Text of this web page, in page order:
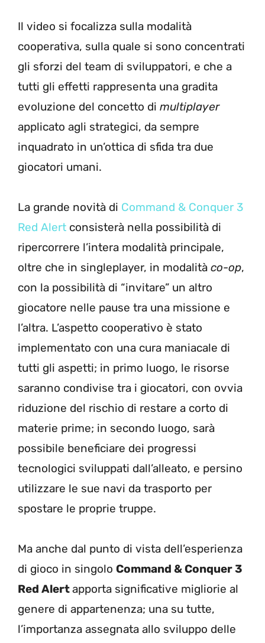
Il video si focalizza sulla modalità
cooperativa, sulla quale si sono concentrati
gli sforzi del team di sviluppatori, e che a
tutti gli effetti rappresenta una gradita
evoluzione del concetto di multiplayer
applicato agli strategici, da sempre
inquadrato in un’ottica di sfida tra due
giocatori umani.
La grande novità di Command & Conquer 3
Red Alert consisterà nella possibilità di
ripercorrere l’intera modalità principale,
oltre che in singleplayer, in modalità co-op,
con la possibilità di “invitare” un altro
giocatore nelle pause tra una missione e
l’altra. L’aspetto cooperativo è stato
implementato con una cura maniacale di
tutti gli aspetti; in primo luogo, le risorse
saranno condivise tra i giocatori, con ovvia
riduzione del rischio di restare a corto di
materie prime; in secondo luogo, sarà
possibile beneficiare dei progressi
tecnologici sviluppati dall’alleato, e persino
utilizzare le sue navi da trasporto per
spostare le proprie truppe.
Ma anche dal punto di vista dell’esperienza
di gioco in singolo Command & Conquer 3
Red Alertapporta significative migliorie al
genere di appartenenza; una su tutte,
l’importanza assegnata allo sviluppo delle